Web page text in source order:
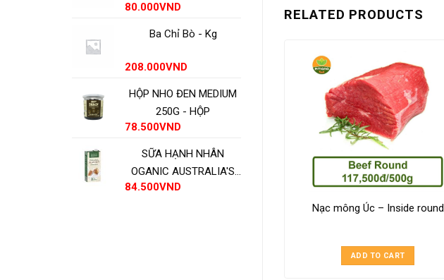
80.000VND
Ba Chỉ Bò - Kg
208.000VND
HỘP NHO ĐEN MEDIUM
250G - HỘP
78.500VND
SỮA HẠNH NHÂN
OGANIC AUSTRALIA'S
OWN - HỘP
84.500VND
RELATED PRODUCTS
Nạc mông Úc – Inside round
ADD TO CART